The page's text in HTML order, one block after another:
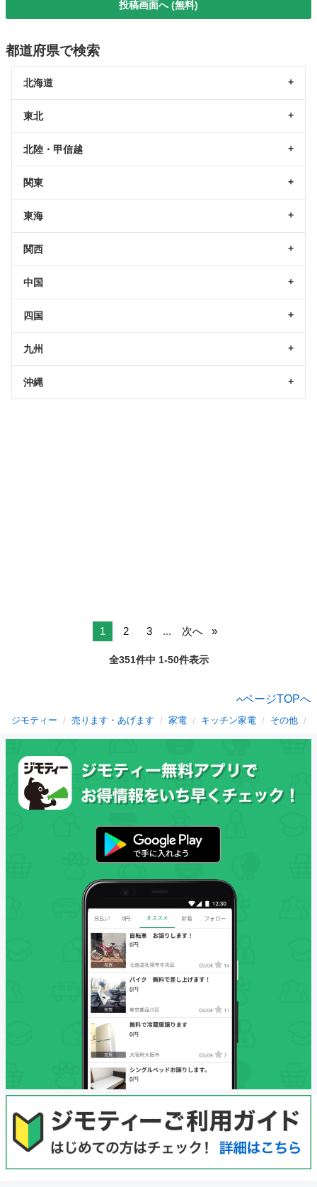
投稿画面へ (無料)
都道府県で検索
北海道
東北
北陸・甲信越
関東
東海
関西
中国
四国
九州
沖縄
1 2 3 ... 次へ
全351件中 1-50件表示
ページTOPへ
ジモティー 売ります・あげます 家電 キッチン家電 その他